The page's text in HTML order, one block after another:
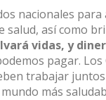
nacionales
así como
vidas, y
pagar.
trabajar
más